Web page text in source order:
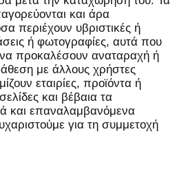
και άρα
περιέχουν υβριστικές ή
ή φωτογραφίες, αυτά που
προκαλέσουν αναταραχή ή
με άλλους χρήστες
εταιρίες, προϊόντα ή
και βέβαια τα
και επαναλαμβανόμενα
για τη συμμετοχή